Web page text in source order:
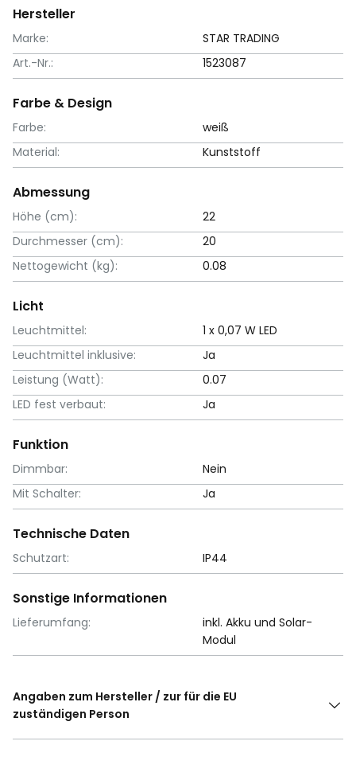
Hersteller
Marke:
STAR TRADING
Art.-Nr.:
1523087
Farbe & Design
Farbe:
weiß
Material:
Kunststoff
Abmessung
Höhe (cm):
22
Durchmesser (cm):
20
Nettogewicht (kg):
0.08
Licht
Leuchtmittel:
1 x 0,07 W LED
Leuchtmittel inklusive:
Ja
Leistung (Watt):
0.07
LED fest verbaut:
Ja
Funktion
Dimmbar:
Nein
Mit Schalter:
Ja
Technische Daten
Schutzart: IP44
Sonstige Informationen
Lieferumfang:
inkl. Akku und Solar-
Modul
Angaben zum Hersteller / zur für die EU
zuständigen Person